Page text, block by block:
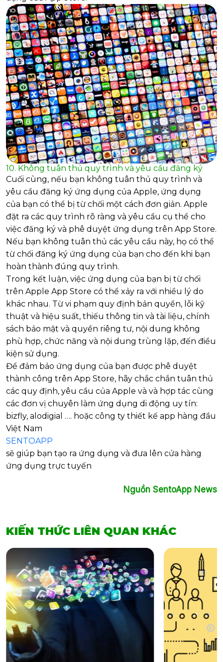
10. Không tuân thủ quy trình và yêu cầu đăng ký
Cuối cùng, nếu bạn không tuân thủ quy trình và
yêu cầu đăng ký ứng dụng của Apple, ứng dụng
của bạn có thể bị từ chối một cách đơn giản. Apple
đặt ra các quy trình rõ ràng và yêu cầu cụ thể cho
việc đăng ký và phê duyệt ứng dụng trên App Store.
Nếu bạn không tuân thủ các yêu cầu này, họ có thể
từ chối đăng ký ứng dụng của bạn cho đến khi bạn
hoàn thành đúng quy trình.
Trong kết luận, việc ứng dụng của bạn bị từ chối
trên Apple App Store có thể xảy ra với nhiều lý do
khác nhau. Từ vi phạm quy định bản quyền, lỗi kỹ
thuật và hiệu suất, thiếu thông tin và tài liệu, chính
sách bảo mật và quyền riêng tư, nội dung không
phù hợp, chức năng và nội dung trùng lặp, đến điều
kiện sử dụng.
Để đảm bảo ứng dụng của bạn được phê duyệt
thành công trên App Store, hãy chắc chắn tuân thủ
các quy định, yêu cầu của Apple và và hợp tác cùng
các đơn vị chuyên làm ứng dụng di động uy tín:
bizfly, alodigial …. hoặc công ty thiết kế app hàng đầu
Việt Nam
SENTOAPP
sẽ giúp bạn tạo ra ứng dụng và đưa lên cửa hàng
ứng dụng trực tuyến
Nguồn SentoApp News
KIẾN THỨC LIÊN QUAN KHÁC